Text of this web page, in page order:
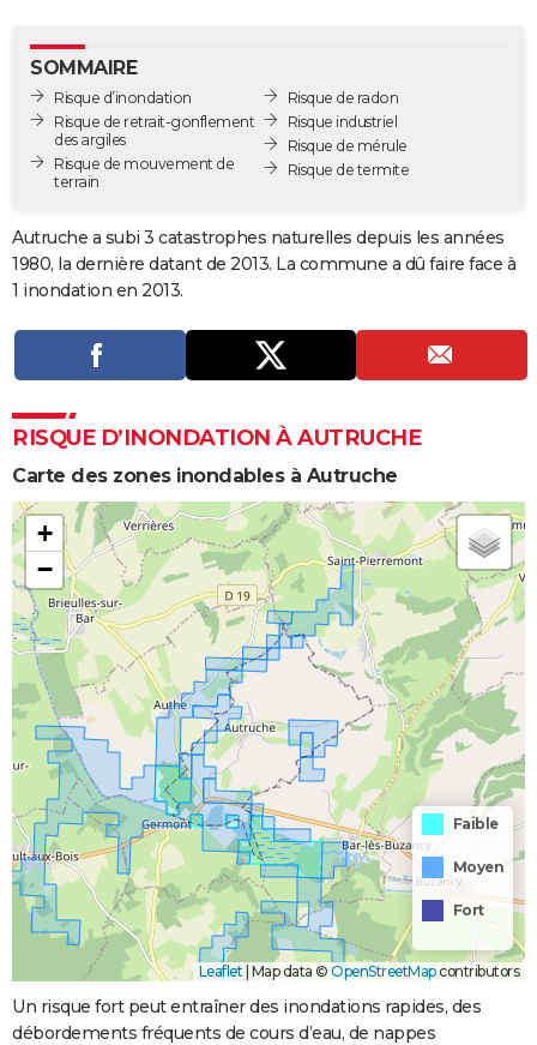
GUIDES D'ACHAT
BONS PLANS
CARTE DE VOEUX
Dictionnaire
Biographies
Citations
Expressions
Proverbes
PROGRAMME TV
Se connecter
Entreprises
Service militaire
Avis de recherche
AVIS DE DÉCÈS
FORUM
SOMMAIRE
Risque d’inondation
Risque de retrait-gonflement
des argiles
Risque de mouvement de
terrain
Risque de radon
Risque industriel
Risque de mérule
Risque de termite
Autruche a subi 3 catastrophes naturelles depuis les années
1980, la dernière datant de 2013. La commune a dû faire face à
1 inondation en 2013.
RISQUE D’INONDATION À AUTRUCHE
Carte des zones inondables à Autruche
+
−
Faible
Moyen
Fort
Leaflet | Map data © OpenStreetMapcontributors
Un risque fort peut entraîner des inondations rapides, des
débordements fréquents de cours d’eau, de nappes